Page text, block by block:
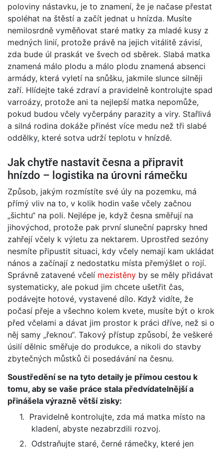
poloviny nástavku, je to znamení, že je načase přestat
spoléhat na štěstí a začít jednat u hnízda. Musíte
nemilosrdně vyměňovat staré matky za mladé kusy z
medných linií, protože právě na jejich vitálitě závisí,
zda bude úl praskát ve švech od sběrek. Slabá matka
znamená málo plodu a málo plodu znamená absenci
armády, která vyletí na snůšku, jakmile slunce silněji
zaří. Hlídejte také zdraví a pravidelně kontrolujte spad
varroázy, protože ani ta nejlepší matka nepomůže,
pokud budou včely vyčerpány parazity a viry. Stařlivá
a silná rodina dokáže přinést více medu než tři slabé
oddělky, které sotva udrží teplotu v hnízdě.
Jak chytře nastavit česna a připravit
hnízdo – logistika na úrovni rámečku
Způsob, jakým rozmístíte své úly na pozemku, má
přímý vliv na to, v kolik hodin vaše včely začnou
„šichtu“ na poli. Nejlépe je, když česna směřují na
jihovýchod, protože pak první sluneční paprsky hned
zahřejí včely k výletu za nektarem. Uprostřed sezóny
nesmíte připustit situaci, kdy včely nemají kam ukládat
nános a začínají z nedostatku místa přemýšlet o rojí.
Správně zatavené včelí mezistěny by se měly přidávat
systematicky, ale pokud jim chcete ušetřit čas,
podávejte hotové, vystavené dílo. Když vidíte, že
počasí přeje a všechno kolem kvete, musíte být o krok
před včelami a dávat jim prostor k práci dříve, než si o
něj samy „řeknou“. Takový přístup způsobí, že veškeré
úsilí dělnic směřuje do produkce, a nikoli do stavby
zbytečných můstků či posedávání na česnu.
Soustředění se na tyto detaily je přímou cestou k
tomu, aby se vaše práce stala předvídatelnější a
přinášela výrazně větší zisky:
1. Pravidelně kontrolujte, zda má matka místo na
kladení, abyste nezabrzdili rozvoj.
2. Odstraňujte staré, černé rámečky, které jen